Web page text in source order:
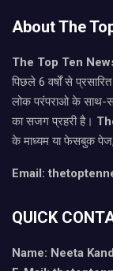
About The
The Top Ten
पिछले 6 वर्षों से
लोक परंपराओ के साथ-
का सजग प्रहरी है।
के माध्यम या फेसबुक
Email:
QUICK
Name: Neeta